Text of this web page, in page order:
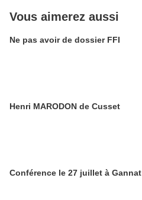
Vous aimerez aussi
Ne pas avoir de dossier FFI
Henri MARODON de Cusset
Conférence le 27 juillet à Gannat